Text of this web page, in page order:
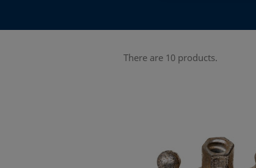
There are 10 products.